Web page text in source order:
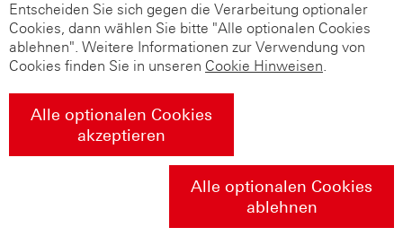
Entscheiden Sie sich gegen die Verarbeitung optionaler
Cookies, dann wählen Sie bitte "Alle optionalen Cookies
ablehnen". Weitere Informationen zur Verwendung von
Cookies finden Sie in unseren Cookie Hinweisen.
Alle optionalen Cookies
akzeptieren
Alle optionalen Cookies
ablehnen